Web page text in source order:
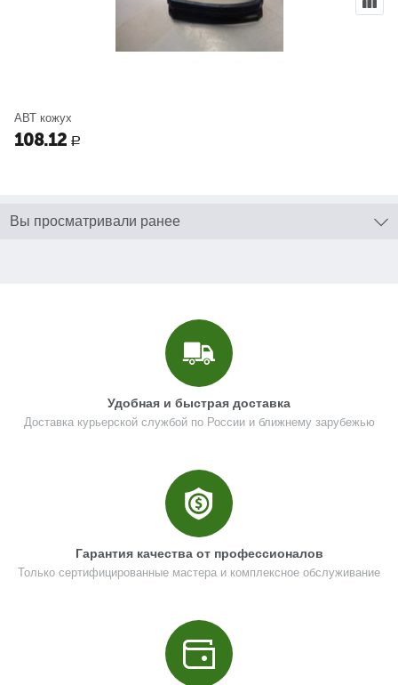
АВТ кожух
108.12 Р
Вы просматривали ранее
Удобная и быстрая доставка
Доставка курьерской службой по России и ближнему зарубежью
Гарантия качества от профессионалов
Только сертифицированные мастера и комплексное обслуживание